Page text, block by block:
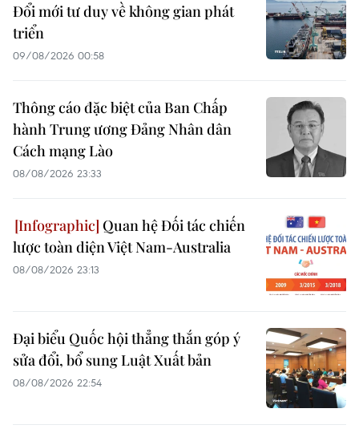
Đổi mới tư duy về không gian phát
triển
09/08/2026 00:58
Thông cáo đặc biệt của Ban Chấp
hành Trung ương Đảng Nhân dân
Cách mạng Lào
08/08/2026 23:33
Quan hệ Đối tác chiến
lược toàn diện Việt Nam-Australia
08/08/2026 23:13
Đại biểu Quốc hội thẳng thắn góp ý
sửa đổi, bổ sung Luật Xuất bản
08/08/2026 22:54